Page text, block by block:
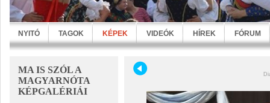
NYITÓ TAGOK KÉPEK VIDEÓK HÍREK FÓRUM
MA IS SZÓL A
MAGYARNÓTA
KÉPGALÉRIÁI